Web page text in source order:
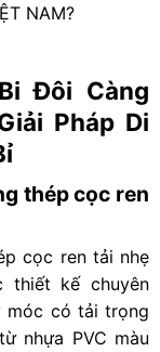
NAM?
Đôi Càng
Pháp Di
thép cọc ren
cọc ren tải nhẹ
thiết kế chuyên
móc có tải trọng
nhựa PVC màu